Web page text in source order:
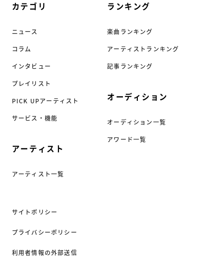
カテゴリ
ニュース
コラム
インタビュー
プレイリスト
PICK UPアーティスト
サービス・機能
アーティスト
アーティスト一覧
ランキング
楽曲ランキング
アーティストランキング
記事ランキング
オーディション
オーディション一覧
アワード一覧
サイトポリシー
プライバシーポリシー
利用者情報の外部送信